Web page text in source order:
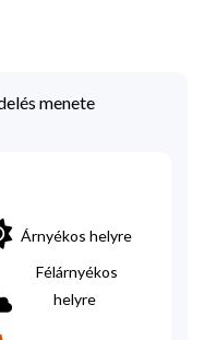
menete
Árnyékos helyre
Félárnyékos
helyre